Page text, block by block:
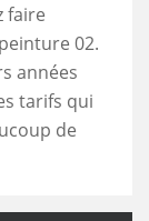
faire
02.
années
tarifs qui
de